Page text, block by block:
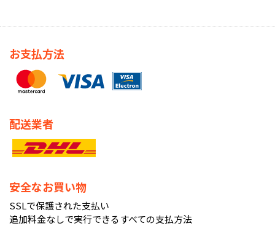
お支払方法
配送業者
安全なお買い物
SSLで保護された支払い
追加料金なしで実行できるすべての支払方法